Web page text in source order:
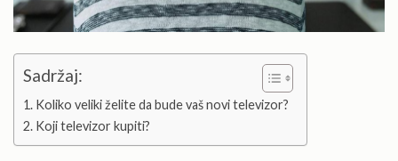
Sadržaj:
Koliko veliki želite da bude vaš novi televizor?
Koji televizor kupiti?